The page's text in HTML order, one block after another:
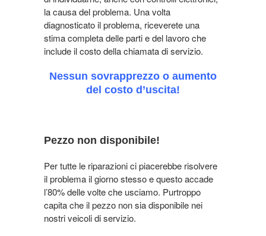
la causa del problema. Una volta
diagnosticato il problema, riceverete una
stima completa delle parti e del lavoro che
include il costo della chiamata di servizio.
Nessun sovrapprezzo o aumento
del costo d’uscita!
Pezzo non disponibile!
Per tutte le riparazioni ci piacerebbe risolvere
il problema il giorno stesso e questo accade
l’80% delle volte che usciamo. Purtroppo
capita che il pezzo non sia disponibile nei
nostri veicoli di servizio.